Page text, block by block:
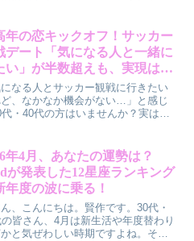
大規模マッチングイベントと手厚
支援で、出会いから交際、そして
先までを継続的にサポートしてくれ
さに大人のための本気の恋活プロ
ムです。
年の恋キックオフ！サッカー
デート「気になる人と一緒に
い」が半数超えも、実現は10
1人？
になる人とサッカー観戦に行きたい
、なかなか機会がない…」と感じ
代・40代の方はいませんか？実は、
ていることが、最近の調査で明ら
なりました。しかし、実際にその相
戦する予定がある人は、わずか1割
という現実も浮かび上がっていま
回は、そんなミドルシニア世代の
ツ観戦と恋の本音に迫ります。
年4月、あなたの運勢は？
が発表した12星座ランキング
年度の波に乗る！
、こんにちは。賢作です。30代・
皆さん、4月は新生活や年度替わり
と気ぜわしい時期ですよね。そん